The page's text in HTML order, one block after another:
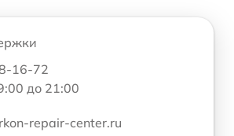
16-72
до 21:00
repair-center.ru